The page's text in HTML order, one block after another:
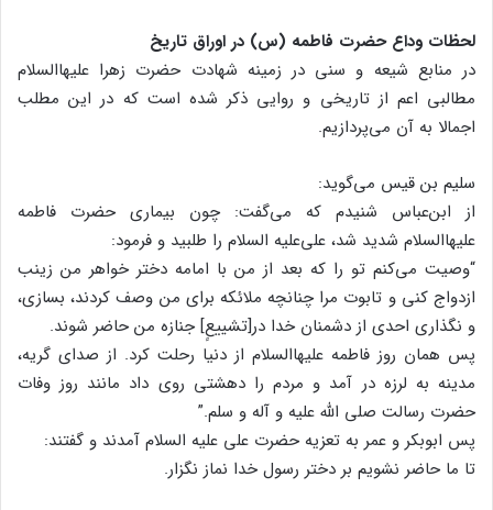
لحظات وداع حضرت فاطمه (س) در اوراق تاریخ
در منابع شیعه و سنی در زمینه شهادت حضرت زهرا علیهاالسلام
مطالبی اعم از تاریخی و روایی ذکر شده است که در این مطلب
اجمالا به آن می‌پردازیم.
سلیم بن قیس می‌گوید:
از ابن‌عباس شنیدم که می‌گفت: چون بیماری حضرت فاطمه
علیهاالسلام شدید شد، علی‌علیه السلام را طلبید و فرمود:
“وصیت می‌کنم تو را که بعد از من با امامه دختر خواهر من زینب
ازدواج کنی و تابوت مرا چنانچه ملائکه برای من وصف کردند، بسازی،
و نگذاری احدی از دشمنان خدا در[تشییعٍ] جنازه من حاضر شوند.
پس همان روز فاطمه علیهاالسلام از دنیا رحلت کرد. از صدای گریه،
مدینه به لرزه در آمد و مردم را دهشتی روی داد مانند روز وفات
حضرت رسالت صلی الله علیه و آله و سلم.”
پس ابوبکر و عمر به تعزیه حضرت علی علیه السلام آمدند و گفتند:
تا ما حاضر نشویم بر دختر رسول خدا نماز نگزار.